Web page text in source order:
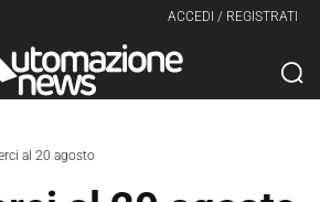
ACCEDI / REGISTRATI
al 20 agosto